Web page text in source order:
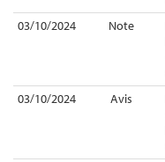
03/10/2024
Note
03/10/2024
Avis